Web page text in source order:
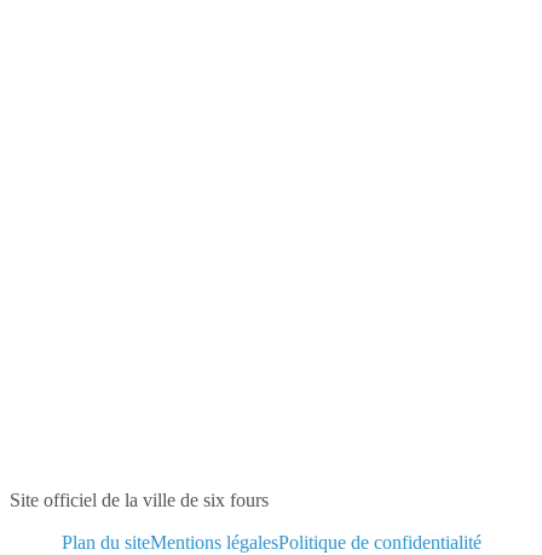
Site officiel de la ville de six fours
Plan du siteMentions légalesPolitique de confidentialité